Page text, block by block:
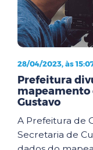
28/04/2023, às
Prefeitura
mapeamento
Gustavo
A Prefeitura de
Secretaria de